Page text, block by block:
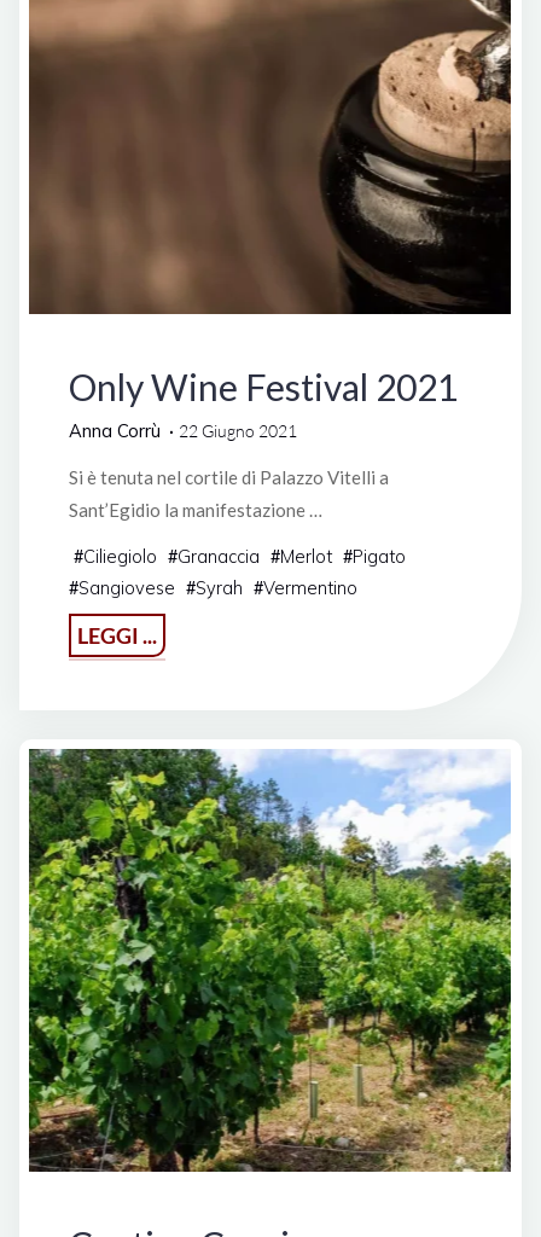
Only Wine Festival 2021
Anna Corrù 22 Giugno 2021
Si è tenuta nel cortile di Palazzo Vitelli a
Sant’Egidio la manifestazione …
#Ciliegiolo #Granaccia #Merlot #Pigato
#Sangiovese #Syrah #Vermentino
LEGGI ...
Wine